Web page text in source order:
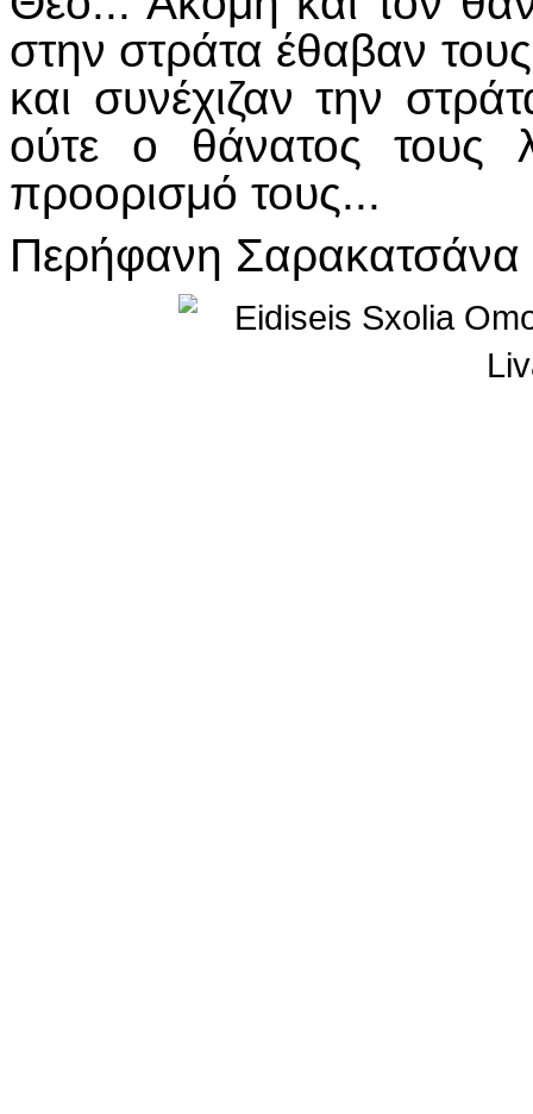
στην στράτα έθαβαν τους
και συνέχιζαν την
ούτε ο θάνατος τους
προορισμό τους...
Περήφανη Σαρακατσάνα